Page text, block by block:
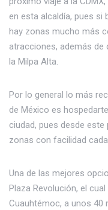
en esta alcaldía, pues si
hay zonas mucho más
atracciones, además
la Milpa Alta.
Por lo general lo más
de México es
ciudad, pues desde
zonas con facilidad
Una de las mejores
Plaza Revolución, el
Cuauhtémoc, a unos 40